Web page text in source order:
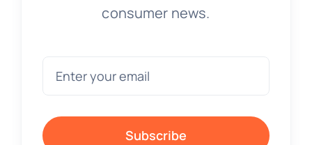
consumer news.
Subscribe